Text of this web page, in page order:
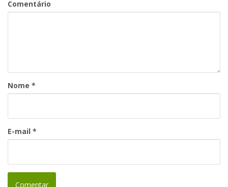
Comentário
Nome *
E-mail *